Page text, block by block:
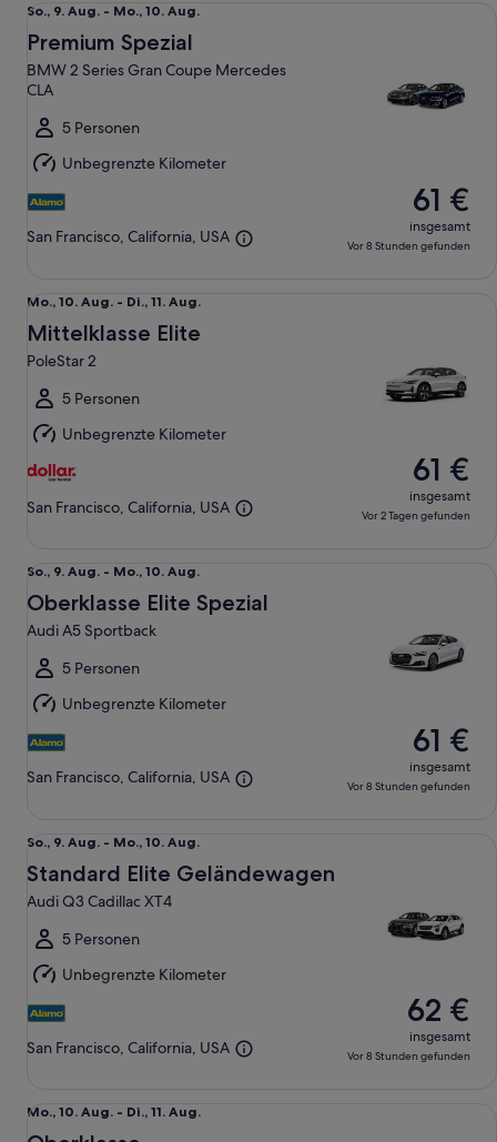
So.,
9.
Aug.
bis
10.
Aug.
So., 9. Aug. - Mo., 10. Aug.
Premium Spezial
BMW 2 Series Gran Coupe Mercedes
CLA
5 Personen
Unbegrenzte Kilometer
San Francisco, California, USA
61 €
insgesamt
Vor 8 Stunden gefunden
Mo.,
10.
Aug.
bis
Di.,
11.
Aug.
Mo., 10. Aug. - Di., 11. Aug.
Mittelklasse Elite
PoleStar 2
5 Personen
Unbegrenzte Kilometer
San Francisco, California, USA
61 €
insgesamt
Vor 2 Tagen gefunden
So.,
9.
Aug.
bis
Mo.,
10.
Aug.
So., 9. Aug. - Mo., 10. Aug.
Oberklasse Elite Spezial
Audi A5 Sportback
5 Personen
Unbegrenzte Kilometer
San Francisco, California, USA
61 €
insgesamt
Vor 8 Stunden gefunden
So.,
9.
Aug.
bis
Mo.,
10.
Aug.
So., 9. Aug. - Mo., 10. Aug.
Standard Elite Geländewagen
Audi Q3 Cadillac XT4
5 Personen
Unbegrenzte Kilometer
San Francisco, California, USA
62 €
insgesamt
Vor 8 Stunden gefunden
Mo.,
Mo., 10. Aug. - Di., 11. Aug.